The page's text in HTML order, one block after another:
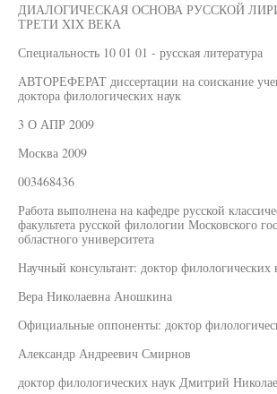
ДИАЛОГИЧЕСКАЯ ОСНОВА РУССКОЙ
ТРЕТИ XIX ВЕКА
Специальность 10 01 01 - русская литература
АВТОРЕФЕРАТ диссертации на соискание
доктора филологических наук
3 О АПР 2009
Москва 2009
003468436
Работа выполнена на кафедре русской
факультета русской филологии Московского
областного университета
Научный консультант: доктор филологических
Вера Николаевна Аношкина
Официальные оппоненты: доктор
Александр Андреевич Смирнов
доктор филологических наук Дмитрий